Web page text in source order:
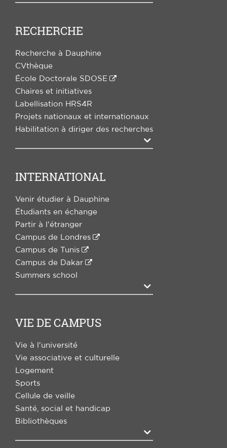
RECHERCHE
Recherche à Dauphine
CVthèque
École Doctorale SDOSE
Chaires et initiatives
Labellisation HRS4R
Projets nationaux et internationaux
Habilitation à diriger des recherches
Agrandir
INTERNATIONAL
Venir étudier à Dauphine
Étudiants en échange
Partir à l'étranger
Campus de Londres
Campus de Tunis
Campus de Dakar
Summers school
Agrandir
VIE DE CAMPUS
Vie à l'université
Vie associative et culturelle
Logement
Sports
Cellule de veille
Santé, social et handicap
Bibliothèques
Agrandir